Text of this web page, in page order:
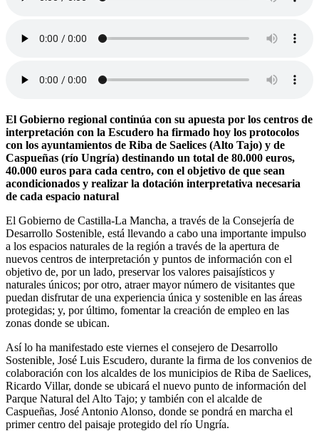
El Gobierno regional continúa con su apuesta por los centros de
interpretación con la Escudero ha firmado hoy los protocolos
con los ayuntamientos de Riba de Saelices (Alto Tajo) y de
Caspueñas (río Ungría) destinando un total de 80.000 euros,
40.000 euros para cada centro, con el objetivo de que sean
acondicionados y realizar la dotación interpretativa necesaria
de cada espacio natural
El Gobierno de Castilla-La Mancha, a través de la Consejería de
Desarrollo Sostenible, está llevando a cabo una importante impulso
a los espacios naturales de la región a través de la apertura de
nuevos centros de interpretación y puntos de información con el
objetivo de, por un lado, preservar los valores paisajísticos y
naturales únicos; por otro, atraer mayor número de visitantes que
puedan disfrutar de una experiencia única y sostenible en las áreas
protegidas; y, por último, fomentar la creación de empleo en las
zonas donde se ubican.
Así lo ha manifestado este viernes el consejero de Desarrollo
Sostenible, José Luis Escudero, durante la firma de los convenios de
colaboración con los alcaldes de los municipios de Riba de Saelices,
Ricardo Villar, donde se ubicará el nuevo punto de información del
Parque Natural del Alto Tajo; y también con el alcalde de
Caspueñas, José Antonio Alonso, donde se pondrá en marcha el
primer centro del paisaje protegido del río Ungría.